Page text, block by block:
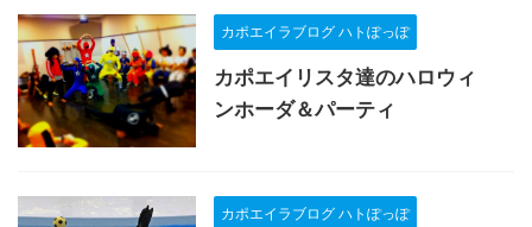
カポエイラブログ ハトぽっぽ
カポエイリスタ達のハロウィ
ンホーダ＆パーティ
カポエイラブログ ハトぽっぽ